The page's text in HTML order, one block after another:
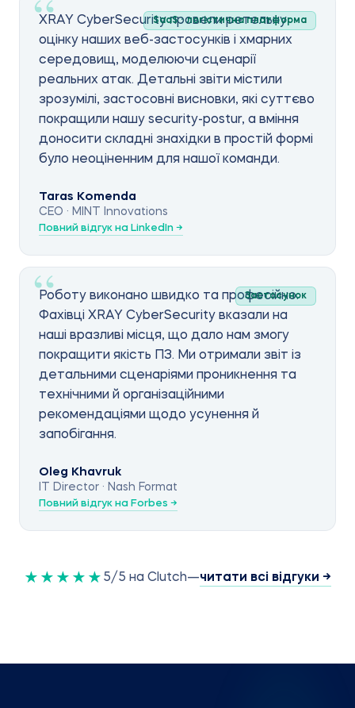
SaaS · логістична платформа
XRAY CyberSecurity провели ретельну
оцінку наших веб-застосунків і хмарних
середовищ, моделюючи сценарії
реальних атак. Детальні звіти містили
зрозумілі, застосовні висновки, які суттєво
покращили нашу security-postur, а вміння
доносити складні знахідки в простій формі
було неоціненним для нашої команди.
Taras Komenda
CEO · MINT Innovations
Повний відгук на LinkedIn →
Застосунок
Роботу виконано швидко та професійно.
Фахівці XRAY CyberSecurity вказали на
наші вразливі місця, що дало нам змогу
покращити якість ПЗ. Ми отримали звіт із
детальними сценаріями проникнення та
технічними й організаційними
рекомендаціями щодо усунення й
запобігання.
Oleg Khavruk
IT Director · Nash Format
Повний відгук на Forbes →
★★★★★ 5/5 на Clutch—читати всі відгуки →